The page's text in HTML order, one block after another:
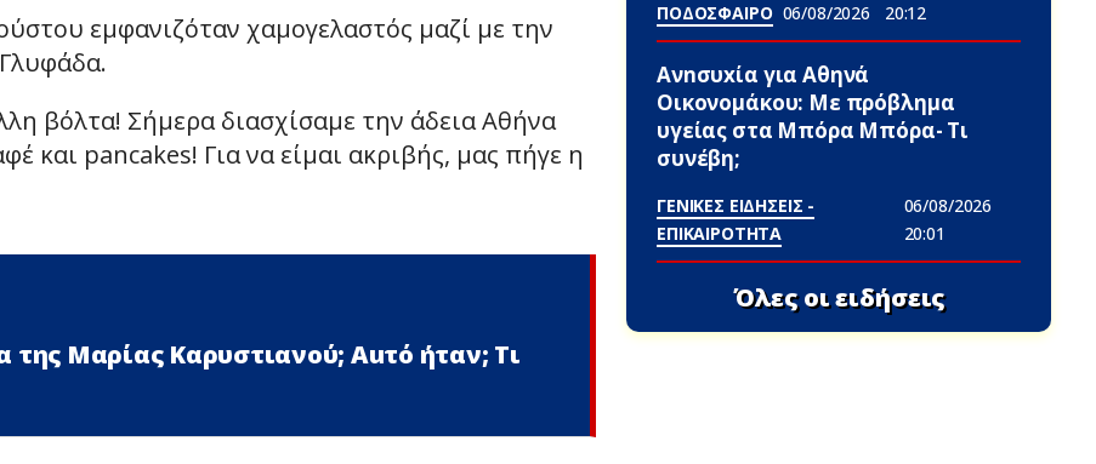
εμφανιζόταν χαμογελαστός μαζί με την
βόλτα! Σήμερα διασχίσαμε την άδεια Αθήνα
και pancakes! Για να είμαι ακριβής, μας πήγε η
της Μαρίας Καρυστιανού; Αuτό ήταν; Τι
ΠΟΔΟΣΦΑΙΡΟ 06/08/2026 20:12
Ανnσυxία για Αθηνά
Οικονομάκου: Με πρόβλημα
υγείας στα Μπόρα Μπόρα- Τι
συνέβη;
ΓΕΝΙΚΕΣ ΕΙΔΗΣΕΙΣ -
ΕΠΙΚΑΙΡΟΤΗΤΑ
06/08/2026
20:01
Όλες οι ειδήσεις